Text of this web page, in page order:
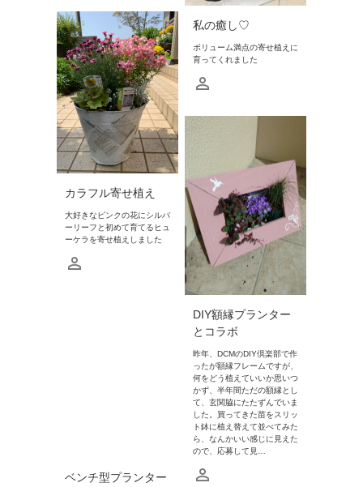
私の癒し♡
ボリューム満点の寄せ植えに
育ってくれました
カラフル寄せ植え
大好きなピンクの花にシルバ
ーリーフと初めて育てるヒュ
ーケラを寄せ植えしました
DIY額縁プランター
とコラボ
昨年、DCMのDIY倶楽部で作
ったが額縁フレームですが、
何をどう植えていいか思いつ
かず、半年間ただの額縁とし
て、玄関脇にたたずんでいま
した。買ってきた苗をスリッ
ト鉢に植え替えて並べてみた
ら、なんかいい感じに見えた
ので、応募して見…
ベンチ型プランター